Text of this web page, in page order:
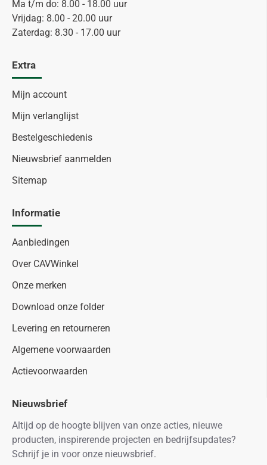
Ma t/m do: 8.00 - 18.00 uur
Vrijdag: 8.00 - 20.00 uur
Zaterdag: 8.30 - 17.00 uur
Extra
Mijn account
Mijn verlanglijst
Bestelgeschiedenis
Nieuwsbrief aanmelden
Sitemap
Informatie
Aanbiedingen
Over CAVWinkel
Onze merken
Download onze folder
Levering en retourneren
Algemene voorwaarden
Actievoorwaarden
Nieuwsbrief
Altijd op de hoogte blijven van onze acties, nieuwe
producten, inspirerende projecten en bedrijfsupdates?
Schrijf je in voor onze nieuwsbrief.